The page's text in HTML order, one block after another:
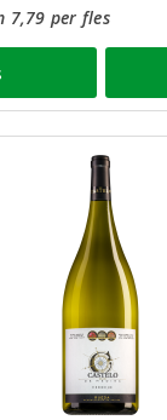
7,79 per fles